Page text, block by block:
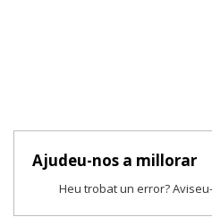
Ajudeu-nos a millorar
Heu trobat un error?